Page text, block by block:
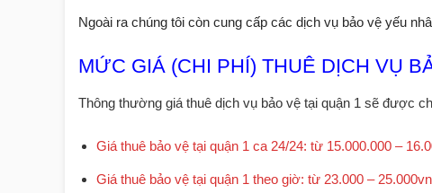
Ngoài ra chúng tôi còn cung cấp các dịch vụ bảo vệ yếu
MỨC GIÁ (CHI PHÍ) THUÊ DỊCH VỤ
Thông thường giá thuê dịch vụ bảo vệ tại quận 1 sẽ được
Giá thuê bảo vệ tại quận 1 ca 24/24: từ 15.000.000 –
Giá thuê bảo vệ tại quận 1 theo giờ: từ 23.000 –